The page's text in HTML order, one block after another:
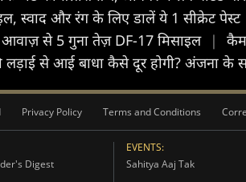
स्वाद और रंग के लिए डालें ये 1 सीक्रेट पेस्ट
आवाज़ से 5 गुना तेज़ DF-17 मिसाइल |
लड़ाई से आई बाधा कैसे दूर होगी? अंजना के
Privacy Policy Terms and Conditions
Digest
EVENTS:
Sahitya Aaj Tak